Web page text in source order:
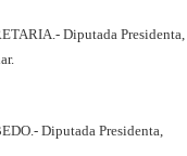
Presidenta,
Presidenta,